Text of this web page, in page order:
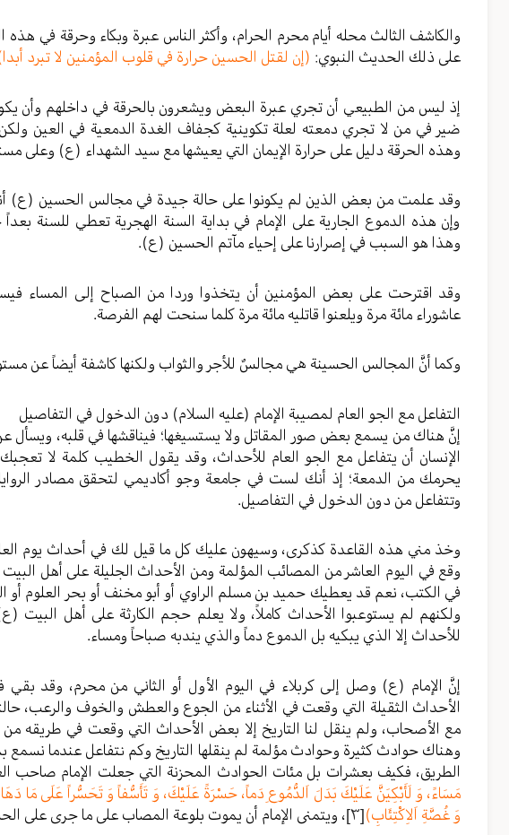
والكاشف الثالث محله أيام محرم الحرام، وأكثر الناس عبرة وبكاء وحرقة في هذه
على ذلك الحديث النبوي: (إن لقتل الحسين حرارة في قلوب المؤمنين لا تبرد
إذ ليس من الطبيعي أن تجري عبرة البعض ويشعرون بالحرقة في داخلهم وأن
ضير في من لا تجري دمعته لعلة تكوينية كجفاف الغدة الدمعية في العين
وهذه الحرقة دليل على حرارة الإيمان التي يعيشها مع سيد الشهداء (ع) وعلى
وقد علمت من بعض الذين لم يكونوا على حالة جيدة في مجالس الحسين (ع)
وإن هذه الدموع الجارية على الإمام في بداية السنة الهجرية تعطي للسنة
وهذا هو السبب في إصرارنا على إحياء مآتم الحسين (ع).
وقد اقترحت على بعض المؤمنين أن يتخذوا وردا من الصباح إلى المساء
عاشوراء مائة مرة ويلعنوا قاتليه مائة مرة كلما سنحت لهم الفرصة.
وكما أنَّ المجالس الحسينة هي مجالسٌ للأجر والثواب ولكنها كاشفة أيضاً عن
التفاعل مع الجو العام لمصيبة الإمام (عليه السلام) دون الدخول في التفاصيل
إنَّ هناك من يسمع بعض صور المقاتل ولا يستسيغها؛ فيناقشها في قلبه،
الإنسان أن يتفاعل مع الجو العام للأحداث، وقد يقول الخطيب كلمة لا
يحرمك من الدمعة؛ إذ أنك لست في جامعة وجو أكاديمي لتحقق مصادر
وتتفاعل من دون الدخول في التفاصيل.
وخذ مني هذه القاعدة كذكرى، وسيهون عليك كل ما قيل لك في أحداث يوم
وقع في اليوم العاشر من المصائب المؤلمة ومن الأحداث الجليلة على أهل
في الكتب، نعم قد يعطيك حميد بن مسلم الراوي أو أبو مخنف أو بحر العلوم
ولكنهم لم يستوعبوا الأحداث كاملاً، ولا يعلم حجم الكارثة على أهل
للأحداث إلا الذي يبكيه بل الدموع دماً والذي يندبه صباحاً ومساء.
إنَّ الإمام (ع) وصل إلى كربلاء في اليوم الأول أو الثاني من محرم، وقد بقي
الأحداث الثقيلة التي وقعت في الأثناء من الجوع والعطش والخوف والرعب،
مع الأصحاب، ولم ينقل لنا التاريخ إلا بعض الأحداث التي وقعت في طريقه من
وهناك حوادث كثيرة وحوادث مؤلمة لم ينقلها التاريخ وكم نتفاعل عندما نسمع
الطريق، فكيف بعشرات بل مئات الحوادث المحزنة التي جعلت الإمام صاحب
مَسَاءً، وَ لَأَبْكِيَنَّ عَلَيْكَ بَدَلَ اَلدُّمُوعِ دَماً، حَسْرَةً عَلَيْكَ، وَ تَأَسُّفاً وَ تَحَسُّراً عَلَى مَا
وَ غُصَّةِ اَلاِكْتِئَابِ)[٣] ، ويتمنى الإمام أن يموت بلوعة المصاب على ما جرى على